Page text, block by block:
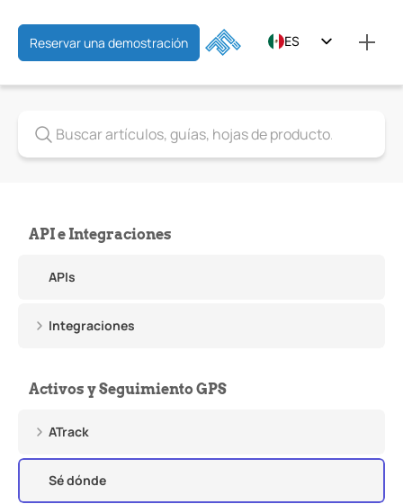
Reservar una demostración ES
API e Integraciones
APIs
Integraciones
Activos y Seguimiento GPS
ATrack
Sé dónde